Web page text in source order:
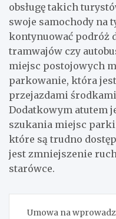
obsługę takich
swoje samochody na
kontynuować podróż
tramwajów czy
miejsc postojowych
parkowanie, która jest
przejazdami
Dodatkowym atutem
szukania miejsc
które są trudno
jest zmniejszenie
starówce.
Umowa na